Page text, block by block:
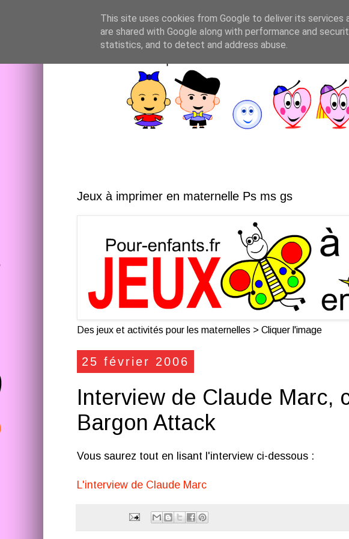
Jeux à imprimer en maternelle Ps ms gs
Des jeux et activités pour les maternelles > Cliquer l'image
25 février 2006
Interview de Claude Marc,
Bargon Attack
Vous saurez tout en lisant l'interview ci-dessous :
L'interview de Claude Marc
This site uses cookies from Google to deliver its services
are shared with Google along with performance and
statistics, and to detect and address abuse.